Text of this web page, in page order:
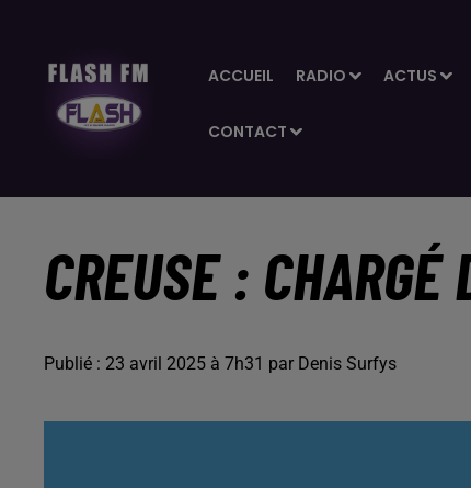
ACCUEIL RADIO ACTUS
CONTACT
CREUSE :
Publié : 23 avril 2025 à 7h31 par Denis Surfys